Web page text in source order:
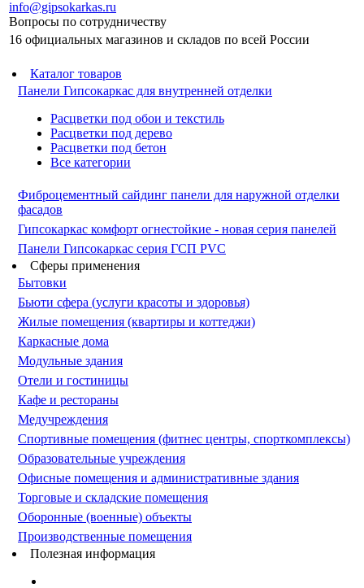
info@gipsokarkas.ru
Вопросы по сотрудничеству
16 официальных магазинов и складов по всей России
Каталог товаров
Панели Гипсокаркас для внутренней отделки
Расцветки под обои и текстиль
Расцветки под дерево
Расцветки под бетон
Все категории
Фиброцементный сайдинг панели для наружной отделки
фасадов
Гипсокаркас комфорт огнестойкие - новая серия панелей
Панели Гипсокаркас серия ГСП PVC
Сферы применения
Бытовки
Бьюти сфера (услуги красоты и здоровья)
Жилые помещения (квартиры и коттеджи)
Каркасные дома
Модульные здания
Отели и гостиницы
Кафе и рестораны
Медучреждения
Спортивные помещения (фитнес центры, спорткомплексы)
Образовательные учреждения
Офисные помещения и административные здания
Торговые и складские помещения
Оборонные (военные) объекты
Производственные помещения
Полезная информация